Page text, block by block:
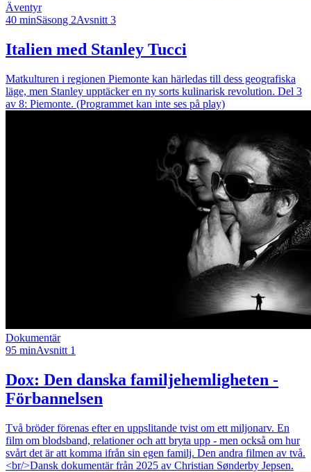
Äventyr
40 minSäsong 2Avsnitt 3
Italien med Stanley Tucci
Matkulturen i regionen Piemonte kan härledas till dess geografiska
läge, men Stanley upptäcker en ny sorts kulinarisk revolution. Del 3
av 8: Piemonte. (Programmet kan inte ses på play)
Dokumentär
95 minAvsnitt 1
Dox: Den danska familjehemligheten -
Förbannelsen
Två bröder förenas efter en uppslitande tvist om ett miljonarv. En
film om blodsband, relationer och att bryta upp - men också om hur
svårt det är att komma ifrån sin egen familj. Den andra filmen av två.
<br/>Dansk dokumentär från 2025 av Christian Sønderby Jepsen.